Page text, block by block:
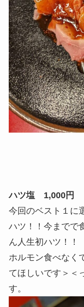
ハツ塩 1,000円
今回のベスト１に
ハツ！！今までで
ん人生初ハツ！！
ホルモン食べなく
てほしいです＞＜
す。